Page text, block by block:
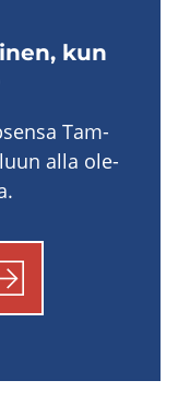
kun
Tam­
alla ole­